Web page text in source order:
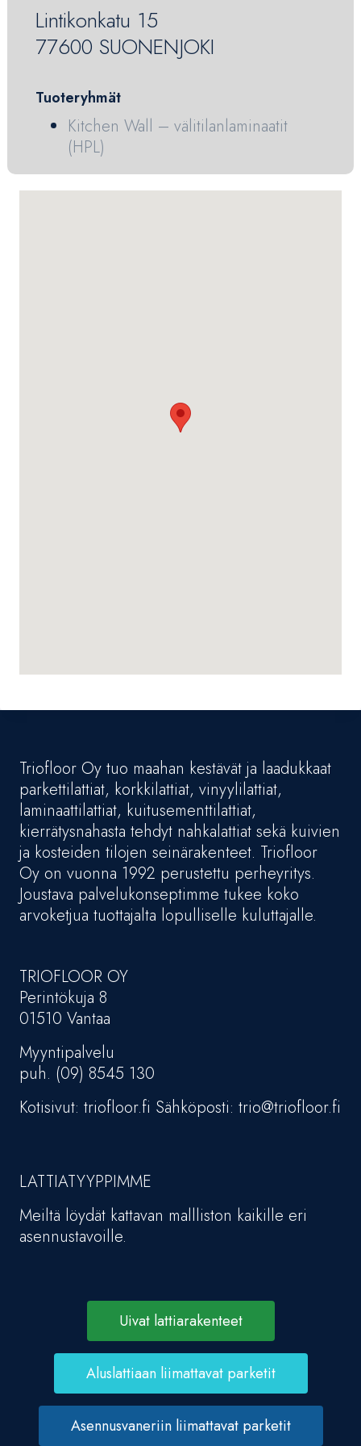
Lintikonkatu 15
77600 SUONENJOKI
Tuoteryhmät
Kitchen Wall – välitilanlaminaatit
(HPL)
Triofloor Oy tuo maahan kestävät ja laadukkaat
parkettilattiat, korkkilattiat, vinyylilattiat,
laminaattilattiat, kuitusementtilattiat,
kierrätysnahasta tehdyt nahkalattiat sekä kuivien
ja kosteiden tilojen seinärakenteet. Triofloor
Oy on vuonna 1992 perustettu perheyritys.
Joustava palvelukonseptimme tukee koko
arvoketjua tuottajalta lopulliselle kuluttajalle.
TRIOFLOOR OY
Perintökuja 8
01510 Vantaa
Myyntipalvelu
puh. (09) 8545 130
Kotisivut: triofloor.fi Sähköposti: trio@triofloor.fi
LATTIATYYPPIMME
Meiltä löydät kattavan mallliston kaikille eri
asennustavoille.
Uivat lattiarakenteet
Aluslattiaan liimattavat parketit
Asennusvaneriin liimattavat parketit